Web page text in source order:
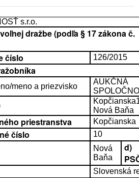
s.r.o.
dražbe (podľa § 17 zákona č.
číslo
126/2015
meno a priezvisko
AUKČNÁ
Nová Baňa
priestranstva Kopčianska
číslo 10
Nová
Baňa
d)
Slovenská